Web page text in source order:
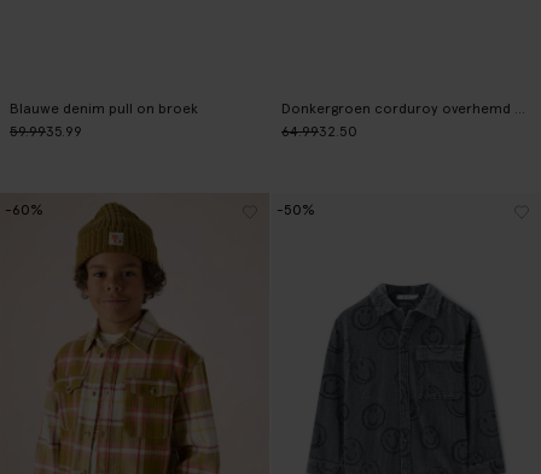
Blauwe denim pull on broek
59.9935.99
64.9932.50
-60% -50%